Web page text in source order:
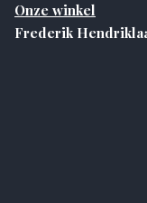
Onze winkel
Frederik